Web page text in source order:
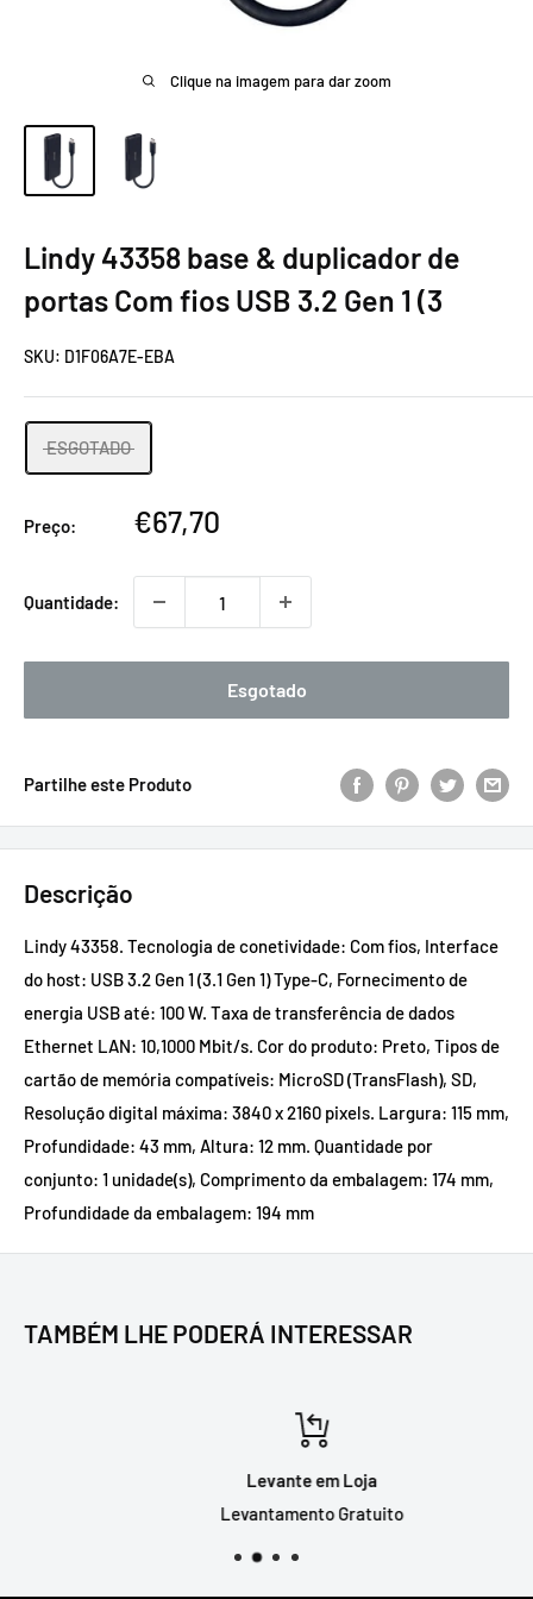
Clique na imagem para dar zoom
Lindy 43358 base & duplicador de
portas Com fios USB 3.2 Gen 1 (3
SKU: D1F06A7E-EBA
ESGOTADO
Preço:
Preço
€67,70
Quantidade:
Esgotado
Partilhe este Produto
Descrição
Lindy 43358. Tecnologia de conetividade: Com fios, Interface
do host: USB 3.2 Gen 1 (3.1 Gen 1) Type-C, Fornecimento de
energia USB até: 100 W. Taxa de transferência de dados
Ethernet LAN: 10,1000 Mbit/s. Cor do produto: Preto, Tipos de
cartão de memória compatíveis: MicroSD (TransFlash), SD,
Resolução digital máxima: 3840 x 2160 pixels. Largura: 115 mm,
Profundidade: 43 mm, Altura: 12 mm. Quantidade por
conjunto: 1 unidade(s), Comprimento da embalagem: 174 mm,
Profundidade da embalagem: 194 mm
TAMBÉM LHE PODERÁ INTERESSAR
Levante em Loja
Levantamento Gratuito